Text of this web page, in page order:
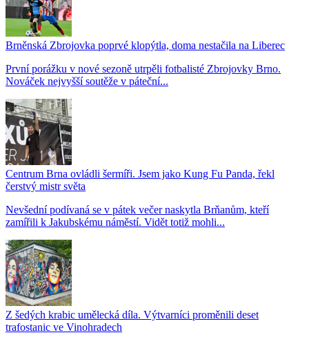
Brněnská Zbrojovka poprvé klopýtla, doma nestačila na Liberec
První porážku v nové sezoně utrpěli fotbalisté Zbrojovky Brno.
Nováček nejvyšší soutěže v páteční...
Centrum Brna ovládli šermíři. Jsem jako Kung Fu Panda, řekl
čerstvý mistr světa
Nevšední podívaná se v pátek večer naskytla Brňanům, kteří
zamířili k Jakubskému náměstí. Vidět totiž mohli...
Z šedých krabic umělecká díla. Výtvarníci proměnili deset
trafostanic ve Vinohradech